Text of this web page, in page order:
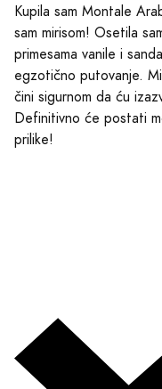
Kupila sam Montale
sam mirisom! Osetila
primesama vanile i
egzotično putovanje.
čini sigurnom da ću
Definitivno će postati
prilike!